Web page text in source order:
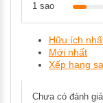
1 sao
Hữu ích
Mới nhất
Xếp hạng
Chưa có đánh giá